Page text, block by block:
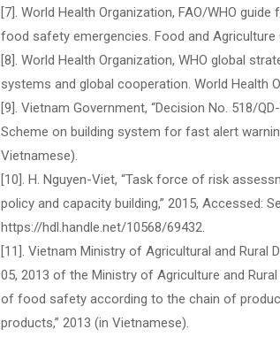
[7]. World Health Organization, FAO/WHO
food safety emergencies. Food and
[8]. World Health Organization, WHO global
systems and global cooperation. World Health
[9]. Vietnam Government, “Decision No. 518/
Scheme on building system for fast alert
Vietnamese).
[10]. H. Nguyen-Viet, “Task force of risk
policy and capacity building,” 2015, Accessed:
https://hdl.handle.net/10568/69432.
[11]. Vietnam Ministry of Agricultural and Rural
05, 2013 of the Ministry of Agriculture and
of food safety according to the chain of
products,” 2013 (in Vietnamese).